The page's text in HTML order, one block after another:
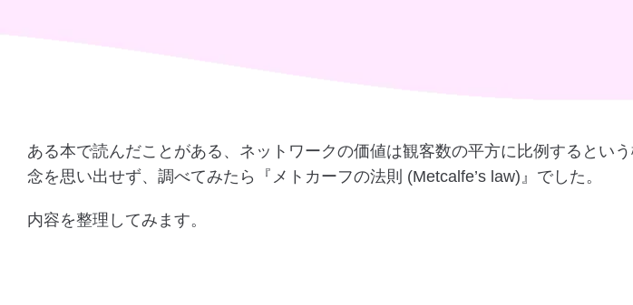
ある本で読んだことがある、ネットワークの価値は観客数の平方に比例するとい
念を思い出せず、調べてみたら『メトカーフの法則 (Metcalfe’s law)』でした。
内容を整理してみます。